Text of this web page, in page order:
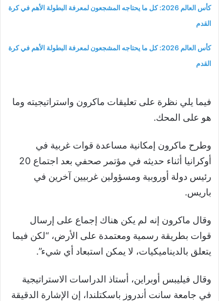
كأس العالم 2026: كل ما يحتاجه المشجعون لمعرفة البطولة الأهم في كرة
القدم
كأس العالم 2026: كل ما يحتاجه المشجعون لمعرفة البطولة الأهم في كرة
القدم
فيما يلي نظرة على تعليقات ماكرون واستراتيجيته وما
هو على المحك.
وطرح ماكرون إمكانية مساعدة قوات غربية في
أوكرانيا أثناء حديثه في مؤتمر صحفي بعد اجتماع 20
رئيس دولة أوروبية ومسؤولين غربيين آخرين في
باريس.
وقال ماكرون إنه لم يكن هناك إجماع على إرسال
قوات بطريقة رسمية ومعتمدة على الأرض، “لكن فيما
يتعلق بالديناميكيات، لا يمكن استبعاد أي شيء”.
وقال فيليبس أوبراين، أستاذ الدراسات الاستراتيجية
في جامعة سانت أندروز باسكتلندا، إن الإشارة الدقيقة